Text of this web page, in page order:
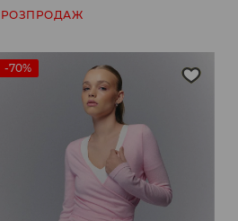
РОЗПРОДАЖ
-70%